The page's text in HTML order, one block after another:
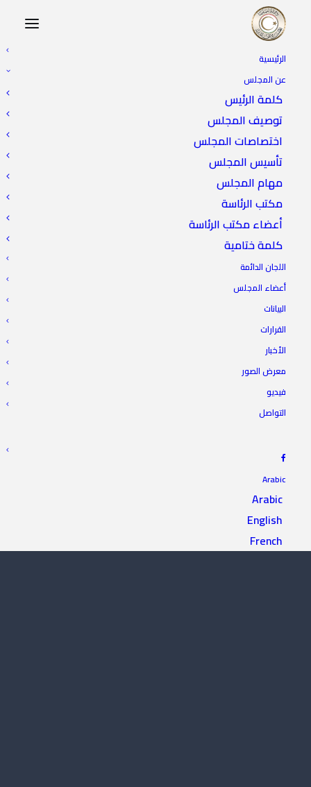
الرئيسية
عن المجلس
كلمة الرئيس
توصيف المجلس
اختصاصات المجلس
تأسيس المجلس
مهام المجلس
مكتب الرئاسة
أعضاء مكتب الرئاسة
كلمة ختامية
اللجان الدائمة
أعضاء المجلس
البيانات
القرارات
الأخبار
معرض الصور
فيديو
التواصل
Arabic
Arabic
English
French